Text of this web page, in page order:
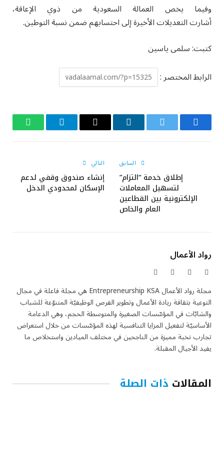
وفيما يخص العمالة السعودية من ذوي الإعاقة،
أشارت التعديلات الأخيرة إلى احتسابهم ضمن نسبة التوطين.
كتبت: سلمى ياسين
الرابط المختصر :
فيسبوك تويتر لينكدإن
البريد
تيلقرام واتساب
السابق
إطلاق خدمة “التزام”
لتسهيل المعاملات
الإلكترونية بين القطاعين
العام والخاص
التالي
إنشاء صندوق وقفي لدعم
الإسكان لمحدودي الدخل
رواد الأعمال
فيسبوك الانستغرام
مجلة رواد الأعمال Entrepreneurship KSA هي مجلة فاعلة في مجال
التوعية بثقافة ريادة الأعمال وتطوير الفرص الوظيفيّة المتنوّعة للشباب
والشابّات في المؤسّسات الصغيرة والمتوسطة الحجم، وهي الدعامة
الأساسيّة لتفعيل المزايا التنافسية لهذه المؤسّسات من خلال استعراض
تجارب نخبة مميزة من الناجحين في مختلف الميادين واستخلاص ما
يفيد الأجيال المقبلة.
المقالات ذات الصلة